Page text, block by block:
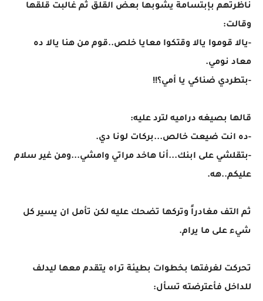
ناظرتهم بإبتسامة يشوبها بعض القلق ثم غالبت قلقها
وقالت:
-يالا قوموا يالا وقتكوا معايا خلص..قوم من هنا يالا ده
معاد نومي.
-بتطردي ضناكي يا أمي؟!!
قالها بصيغه دراميه لترد عليه:
-ده انت ضيعت خالص...بركات لونا دي.
-بتقلشي على ابنك...أنا هاخد مراتي وامشي...ومن غير سلام
عليكم..هه.
ثم التف مغادراً وتركها تضحك عليه لكن تأمل ان يسير كل
شيء على ما يرام.
تحركت لغرفتها بخطوات بطيئة تراه يتقدم معها ليدلف
للداخل فأعترضته تسأل: